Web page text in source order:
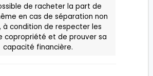
de racheter la part de
en cas de séparation non
à condition de respecter les
copropriété et de prouver sa
capacité financière.